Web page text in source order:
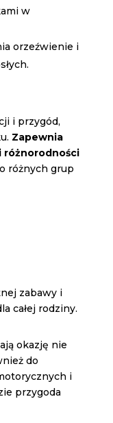
w
orzeźwienie i
i przygód,
Zapewnia
różnorodności
różnych grup
zabawy i
całej rodziny.
okazję nie
do
i
przygoda